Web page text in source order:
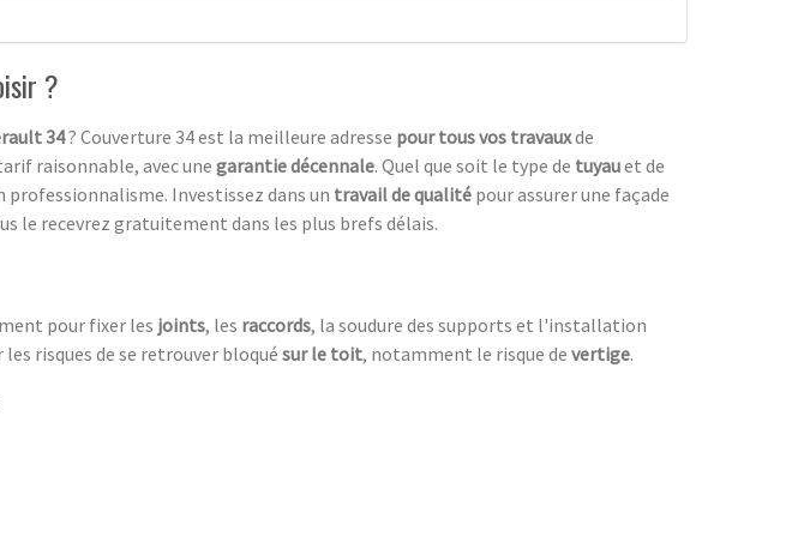
?
34? Couverture 34 est la meilleure adresse pour tous vos travauxde
raisonnable, avec une garantie décennale. Quel que soit le type de tuyauet de
Investissez dans un travail de qualité pour assurer une façade
le recevrez gratuitement dans les plus brefs délais.
pour fixer les joints, les raccords, la soudure des supports et l'installation
risques de se retrouver bloqué sur le toit, notamment le risque de vertige.